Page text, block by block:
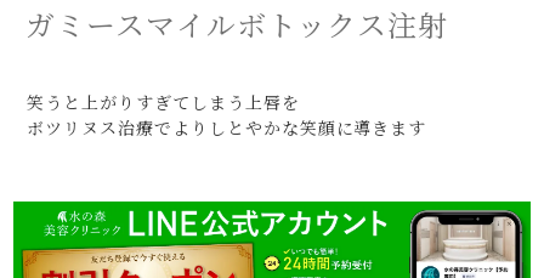
ガミースマイルボトックス注射
笑うと上がりすぎてしまう上唇を
ボツリヌス治療でよりしとやかな笑顔に導きます